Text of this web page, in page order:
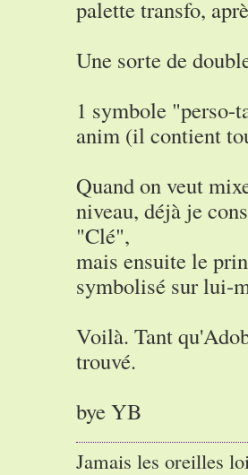
palette transfo,
Une sorte de
1 symbole "perso-
anim (il contient
Quand on veut
niveau, déjà je
"Clé",
mais ensuite le
symbolisé sur lui-
Voilà. Tant
trouvé.
bye YB
Jamais les oreilles